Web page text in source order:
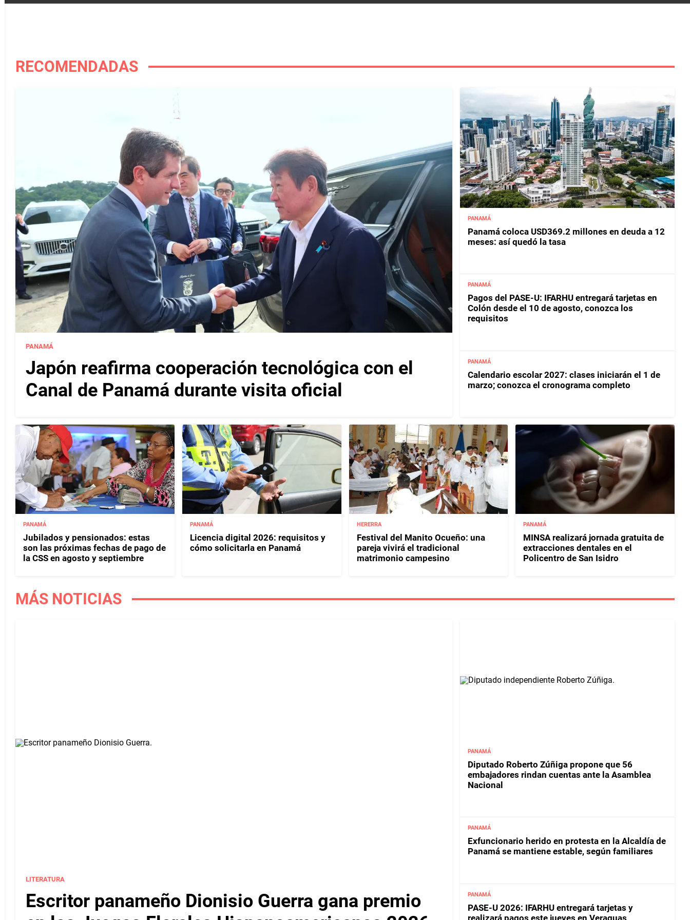
RECOMENDADAS
PANAMÁ
Japón reafirma cooperación tecnológica con el
Canal de Panamá durante visita oficial
PANAMÁ
Panamá coloca USD369.2 millones en deuda a 12
meses: así quedó la tasa
PANAMÁ
Pagos del PASE-U: IFARHU entregará tarjetas en
Colón desde el 10 de agosto, conozca los
requisitos
PANAMÁ
Calendario escolar 2027: clases iniciarán el 1 de
marzo; conozca el cronograma completo
PANAMÁ
Jubilados y pensionados: estas
son las próximas fechas de pago de
la CSS en agosto y septiembre
PANAMÁ
Licencia digital 2026: requisitos y
cómo solicitarla en Panamá
HERERRA
Festival del Manito Ocueño: una
pareja vivirá el tradicional
matrimonio campesino
PANAMÁ
MINSA realizará jornada gratuita de
extracciones dentales en el
Policentro de San Isidro
MÁS NOTICIAS
LITERATURA
Escritor panameño Dionisio Guerra gana premio
PANAMÁ
Diputado Roberto Zúñiga propone que 56
embajadores rindan cuentas ante la Asamblea
Nacional
PANAMÁ
Exfuncionario herido en protesta en la Alcaldía de
Panamá se mantiene estable, según familiares
PANAMÁ
PASE-U 2026: IFARHU entregará tarjetas y
realizará pagos este jueves en Veraguas